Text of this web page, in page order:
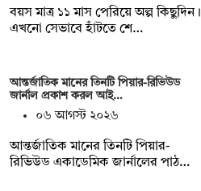
বয়স মাত্র ১১ মাস পেরিয়ে অল্প কিছুদিন।
এখনো সেভাবে হাঁটতে শে…
আন্তর্জাতিক মানের তিনটি পিয়ার-রিভিউড
জার্নাল প্রকাশ করল আই…
০৬ আগস্ট ২০২৬
আন্তর্জাতিক মানের তিনটি পিয়ার-
রিভিউড একাডেমিক জার্নালের পাঠ…